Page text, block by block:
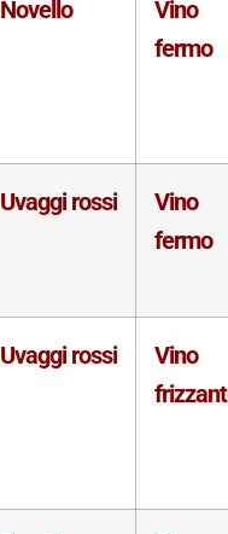
Novello
Vino
fermo
Uvaggi rossi
Vino
fermo
Uvaggi rossi
Vino